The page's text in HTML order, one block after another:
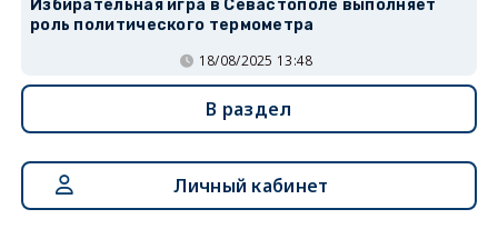
Избирательная игра в Севастополе выполняет
роль политического термометра
18/08/2025 13:48
В раздел
Личный кабинет